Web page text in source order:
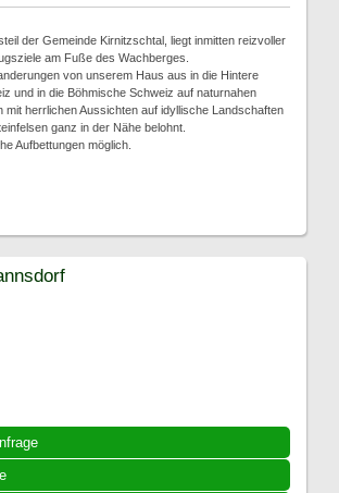
der Gemeinde Kirnitzschtal, liegt inmitten reizvoller
am Fuße des Wachberges.
von unserem Haus aus in die Hintere
und in die Böhmische Schweiz auf naturnahen
mit herrlichen Aussichten auf idyllische Landschaften
ganz in der Nähe belohnt.
Aufbettungen möglich.